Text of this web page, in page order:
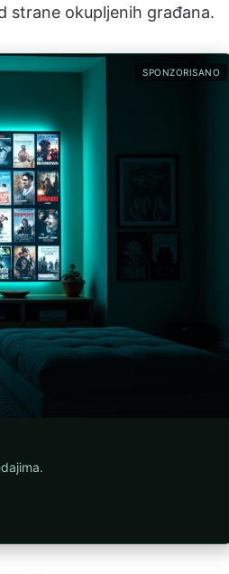
strane okupljenih građana.
SPONZORISANO